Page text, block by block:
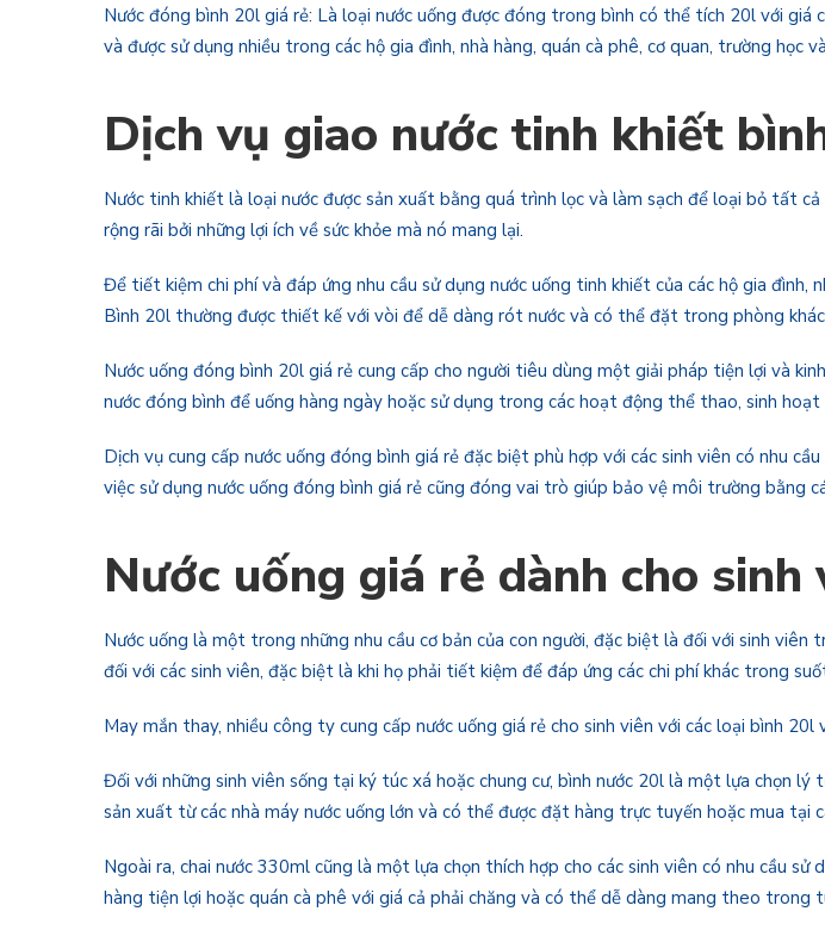
Nước đóng bình 20l giá rẻ: Là loại nước uống được đóng trong bình có thể tích 20l với
và được sử dụng nhiều trong các hộ gia đình, nhà hàng, quán cà phê, cơ quan, trường học
Dịch vụ giao nước tinh khiết
Nước tinh khiết là loại nước được sản xuất bằng quá trình lọc và làm sạch để loại bỏ tất
rộng rãi bởi những lợi ích về sức khỏe mà nó mang lại.
Để tiết kiệm chi phí và đáp ứng nhu cầu sử dụng nước uống tinh khiết của các hộ gia
Bình 20l thường được thiết kế với vòi để dễ dàng rót nước và có thể đặt trong phòng
Nước uống đóng bình 20l giá rẻ cung cấp cho người tiêu dùng một giải pháp tiện lợi và
nước đóng bình để uống hàng ngày hoặc sử dụng trong các hoạt động thể thao, sinh
Dịch vụ cung cấp nước uống đóng bình giá rẻ đặc biệt phù hợp với các sinh viên có nhu
việc sử dụng nước uống đóng bình giá rẻ cũng đóng vai trò giúp bảo vệ môi trường bằng
Nước uống giá rẻ dành cho sinh
Nước uống là một trong những nhu cầu cơ bản của con người, đặc biệt là đối với sinh
đối với các sinh viên, đặc biệt là khi họ phải tiết kiệm để đáp ứng các chi phí khác trong
May mắn thay, nhiều công ty cung cấp nước uống giá rẻ cho sinh viên với các loại bình
Đối với những sinh viên sống tại ký túc xá hoặc chung cư, bình nước 20l là một lựa chọn
sản xuất từ các nhà máy nước uống lớn và có thể được đặt hàng trực tuyến hoặc mua tại
Ngoài ra, chai nước 330ml cũng là một lựa chọn thích hợp cho các sinh viên có nhu cầu
hàng tiện lợi hoặc quán cà phê với giá cả phải chăng và có thể dễ dàng mang theo trong